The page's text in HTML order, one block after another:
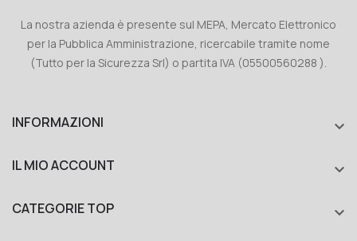
La nostra azienda è presente sul MEPA, Mercato Elettronico
per la Pubblica Amministrazione, ricercabile tramite nome
(Tutto per la Sicurezza Srl) o partita IVA (05500560288 ).
INFORMAZIONI 
IL MIO ACCOUNT 
CATEGORIE TOP 